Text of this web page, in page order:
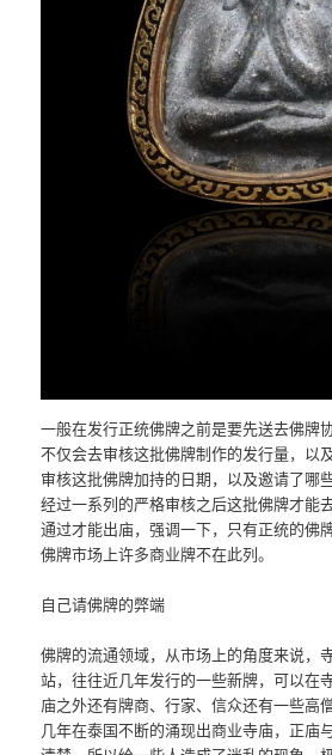
一般在发行正统佛牌之前是要先送去佛牌
不仅会去审核这批佛牌制作的发行量，以
审核这批佛牌加持的日期，以及邀请了哪
经过一系列的严格审核之后这批佛牌才能
通过才能出庙，强调一下，只有正统的佛
佛牌市场上许多商业牌不在此列。
自己请佛牌的弊端
佛牌的流通领域，从市场上的角度来说，
站，往往近几年发行的一些新牌，可以在
庙之外还有牌商、行家、信众还有一些高
几年在泰国不断的涌现出商业寺庙，正庙